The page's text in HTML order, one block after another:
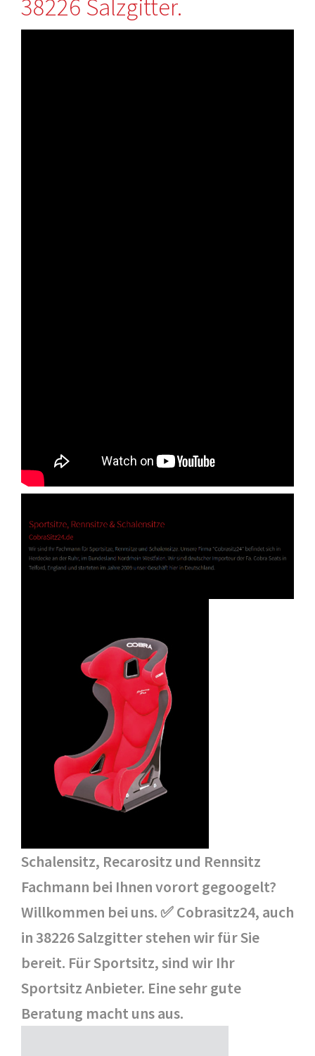
38226 Salzgitter.
Schalensitz, Recarositz und Rennsitz
Fachmann bei Ihnen vorort gegoogelt?
Willkommen bei uns. ✅ Cobrasitz24, auch
in 38226 Salzgitter stehen wir für Sie
bereit. Für Sportsitz, sind wir Ihr
Sportsitz Anbieter. Eine sehr gute
Beratung macht uns aus.